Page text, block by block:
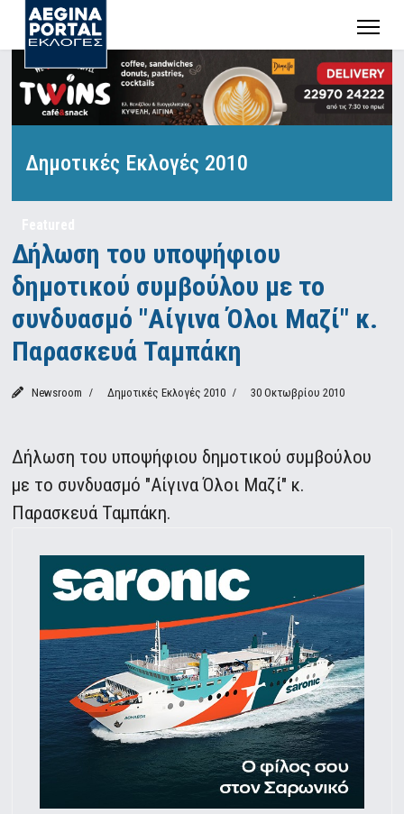
Δημοτικές Εκλογές 2010
Δήλωση του υποψήφιου
δημοτικού συμβούλου με το
συνδυασμό "Αίγινα Όλοι Μαζί" κ.
Παρασκευά Ταμπάκη
Newsroom Δημοτικές Εκλογές 2010 30 Οκτωβρίου 2010
Δήλωση του υποψήφιου δημοτικού συμβούλου
με το συνδυασμό "Αίγινα Όλοι Μαζί" κ.
Παρασκευά Ταμπάκη.